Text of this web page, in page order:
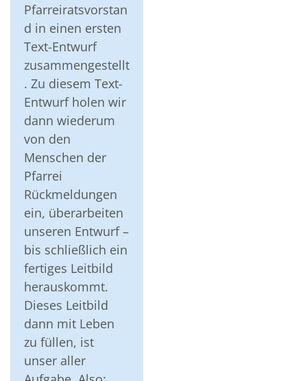
Pfarreiratsvorstan
d in einen ersten
Text-Entwurf
zusammengestellt
. Zu diesem Text-
Entwurf holen wir
dann wiederum
von den
Menschen der
Pfarrei
Rückmeldungen
ein, überarbeiten
unseren Entwurf –
bis schließlich ein
fertiges Leitbild
herauskommt.
Dieses Leitbild
dann mit Leben
zu füllen, ist
unser aller